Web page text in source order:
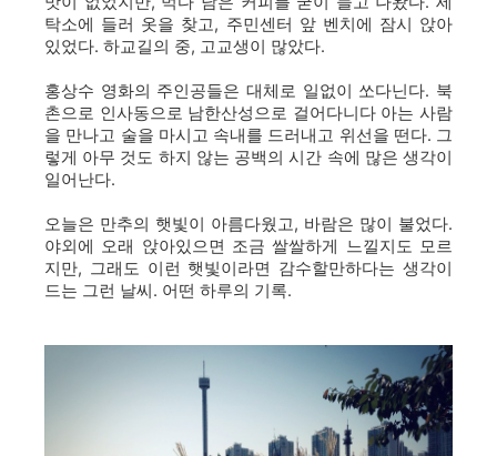
탁소에 들러 옷을 찾고, 주민센터 앞 벤치에 잠시 앉아
있었다. 하교길의 중, 고교생이 많았다.
홍상수 영화의 주인공들은 대체로 일없이 쏘다닌다. 북
촌으로 인사동으로 남한산성으로 걸어다니다 아는 사람
을 만나고 술을 마시고 속내를 드러내고 위선을 떤다. 그
렇게 아무 것도 하지 않는 공백의 시간 속에 많은 생각이
일어난다.
오늘은 만추의 햇빛이 아름다웠고, 바람은 많이 불었다.
야외에 오래 앉아있으면 조금 쌀쌀하게 느낄지도 모르
지만, 그래도 이런 햇빛이라면 감수할만하다는 생각이
드는 그런 날씨. 어떤 하루의 기록.